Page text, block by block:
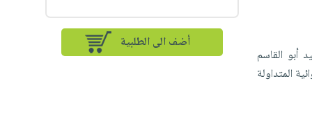
أبو القاسم
المتداولة
أضف الى الطلبية